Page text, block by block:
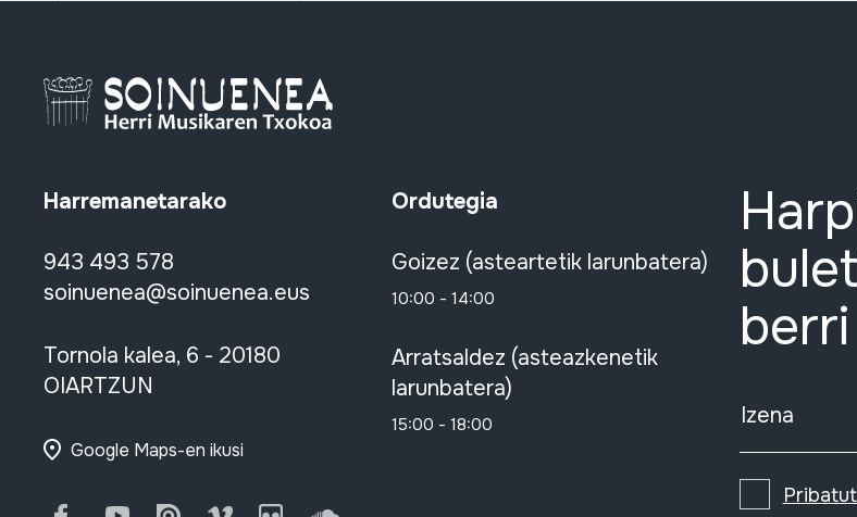
Harremanetarako
943 493 578
soinuenea@soinuenea.eus
Tornola kalea, 6 - 20180
OIARTZUN
Google Maps-en ikusi
Ordutegia
Goizez (asteartetik larunbatera)
10:00 - 14:00
Arratsaldez (asteazkenetik
larunbatera)
15:00 - 18:00 Izena